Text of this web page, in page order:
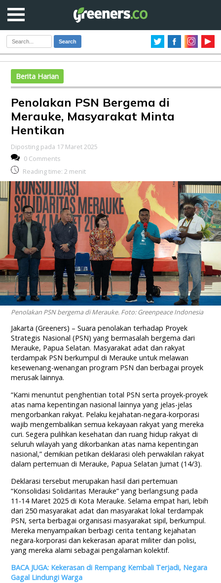
Search
Berita Harian
Penolakan PSN Bergema di
Merauke, Masyarakat Minta
Hentikan
Diposting pada 17 Maret 2025
0 Comments
Reading time: 2 menit
Penolakan PSN bergema di Merauke. Foto: Greenpeace Indonesia
Jakarta (Greeners) – Suara penolakan terhadap Proyek
Strategis Nasional (PSN) yang bermasalah bergema dari
Merauke, Papua Selatan. Masyarakat adat dan rakyat
terdampak PSN berkumpul di Merauke untuk melawan
kesewenang-wenangan program PSN dan berbagai proyek
merusak lainnya.
“Kami menuntut penghentian total PSN serta proyek-proyek
atas nama kepentingan nasional lainnya yang jelas-jelas
mengorbankan rakyat. Pelaku kejahatan-negara-korporasi
wajib mengembalikan semua kekayaan rakyat yang mereka
curi. Segera pulihkan kesehatan dan ruang hidup rakyat di
seluruh wilayah yang dikorbankan atas nama kepentingan
nasional,” demikian petikan deklarasi oleh perwakilan rakyat
dalam pertemuan di Merauke, Papua Selatan Jumat (14/3).
Deklarasi tersebut merupakan hasil dari pertemuan
“Konsolidasi Solidaritas Merauke” yang berlangsung pada
11-14 Maret 2025 di Kota Merauke. Selama empat hari, lebih
dari 250 masyarakat adat dan masyarakat lokal terdampak
PSN, serta berbagai organisasi masyarakat sipil, berkumpul.
Mereka menyampaikan berbagi cerita tentang kejahatan
negara-korporasi dan kekerasan aparat militer dan polisi,
yang mereka alami sebagai pengalaman kolektif.
BACA JUGA: Kekerasan di Rempang Kembali Terjadi, Negara
Gagal Lindungi Warga